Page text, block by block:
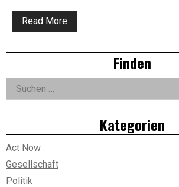
Read More
Die
Zerstörung
Demokratie
Right
Asides
Finden
Suchen
nach:
Kategorien
Act Now
Gesellschaft
Politik